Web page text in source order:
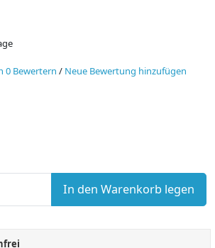
0 Bewertern / Neue Bewertung hinzufügen
In den Warenkorb legen